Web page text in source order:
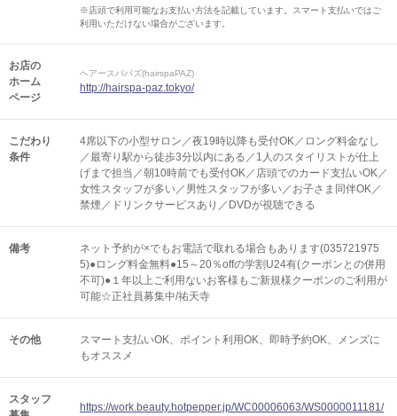
※店頭で利用可能なお支払い方法を記載しています。スマート支払いではご
利用いただけない場合がございます。
お店の
ホーム
ページ
ヘアースパパズ(hairspaPAZ)
http://hairspa-paz.tokyo/
こだわり
条件
4席以下の小型サロン／夜19時以降も受付OK／ロング料金なし
／最寄り駅から徒歩3分以内にある／1人のスタイリストが仕上
げまで担当／朝10時前でも受付OK／店頭でのカード支払いOK／
女性スタッフが多い／男性スタッフが多い／お子さま同伴OK／
禁煙／ドリンクサービスあり／DVDが視聴できる
備考
ネット予約が×でもお電話で取れる場合もあります(035721975
5)●ロング料金無料●15～20％offの学割U24有(クーポンとの併用
不可)●１年以上ご利用ないお客様もご新規様クーポンのご利用が
可能☆正社員募集中/祐天寺
その他 スマート支払いOK ポイント利用OK 即時予約OK
メンズに
もオススメ
スタッフ
https://work.beauty.hotpepper.jp/WC00006063/WS0000011181/